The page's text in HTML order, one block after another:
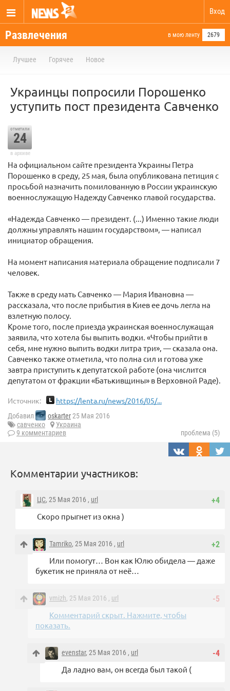
Вход
Развлечения в мою ленту 2679
Лучшее Горячее Новое
Украинцы попросили Порошенко
уступить пост президента Савченко
отметили
24
в архиве
На официальном сайте президента Украины Петра
Порошенко в среду, 25 мая, была опубликована петиция с
просьбой назначить помилованную в России украинскую
военнослужащую Надежду Савченко главой государства.
«Надежда Савченко — президент. (...) Именно такие люди
должны управлять нашим государством», — написал
инициатор обращения.
На момент написания материала обращение подписали 7
человек.
Также в среду мать Савченко — Мария Ивановна —
рассказала, что после прибытия в Киев ее дочь легла на
взлетную полосу.
Кроме того, после приезда украинская военнослужащая
заявила, что хотела бы выпить водки. «Чтобы прийти в
себя, мне нужно выпить водки литра три», — сказала она.
Савченко также отметила, что полна сил и готова уже
завтра приступить к депутатской работе (она числится
депутатом от фракции «Батькивщины» в Верховной Раде).
Источник: https://lenta.ru/news/2016/05/...
Добавил oskarter25 Мая 2016
савченко
Украина
9 комментариев
проблема (5)
Комментарии участников:
+4
ЦС, 25 Мая 2016 , url
Скоро прыгнет из окна )
+2
Tamriko, 25 Мая 2016 , url
Или помогут… Вон как Юлю обидела — даже
букетик не приняла от неё…
-5
vmizh, 25 Мая 2016 , url
Комментарий скрыт. Нажмите, чтобы
показать.
-4
evenstar, 25 Мая 2016 , url
Да ладно вам, он всегда был такой (